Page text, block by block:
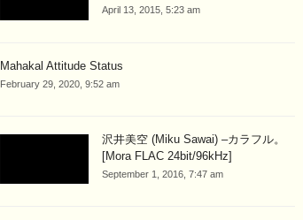
April 13, 2015, 5:23 am
Mahakal Attitude Status
February 29, 2020, 9:52 am
沢井美空 (Miku Sawai) –カラフル。
[Mora FLAC 24bit/96kHz]
September 1, 2016, 7:47 am